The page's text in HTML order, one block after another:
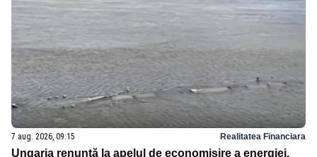
7 aug. 2026, 09:15 Realitatea Financiara
Ungaria renunță la apelul de economisire a energiei.